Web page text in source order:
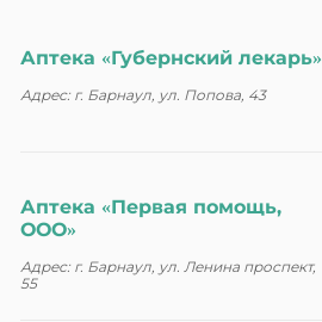
Аптека «Губернский лекарь»
Адрес: г. Барнаул, ул. Попова, 43
Аптека «Первая помощь,
ООО»
Адрес: г. Барнаул, ул. Ленина проспект,
55